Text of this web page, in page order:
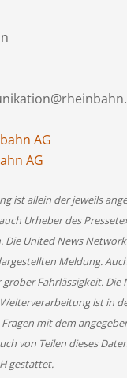
AG
AG
ist allein der jeweils
Urheber des
United News
Meldung.
Fahrlässigkeit.
ist in
mit dem
von Teilen dieses
gestattet.